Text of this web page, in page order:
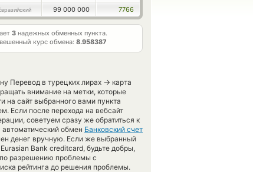
99 000 000 7766
3 надежных обменных пункта.
курс обмена: 8.958387
Перевод в турецких лирах → карта
внимание на метки, которые
на сайт выбранного вами пункта
Если после перехода на вебсайт
советуем сразу же обратиться к
обмен Банковский счет
денег вручную. Если же выбранный
Bank creditcard, будьте добры,
разрешению проблемы с
рейтинга до решения проблемы.